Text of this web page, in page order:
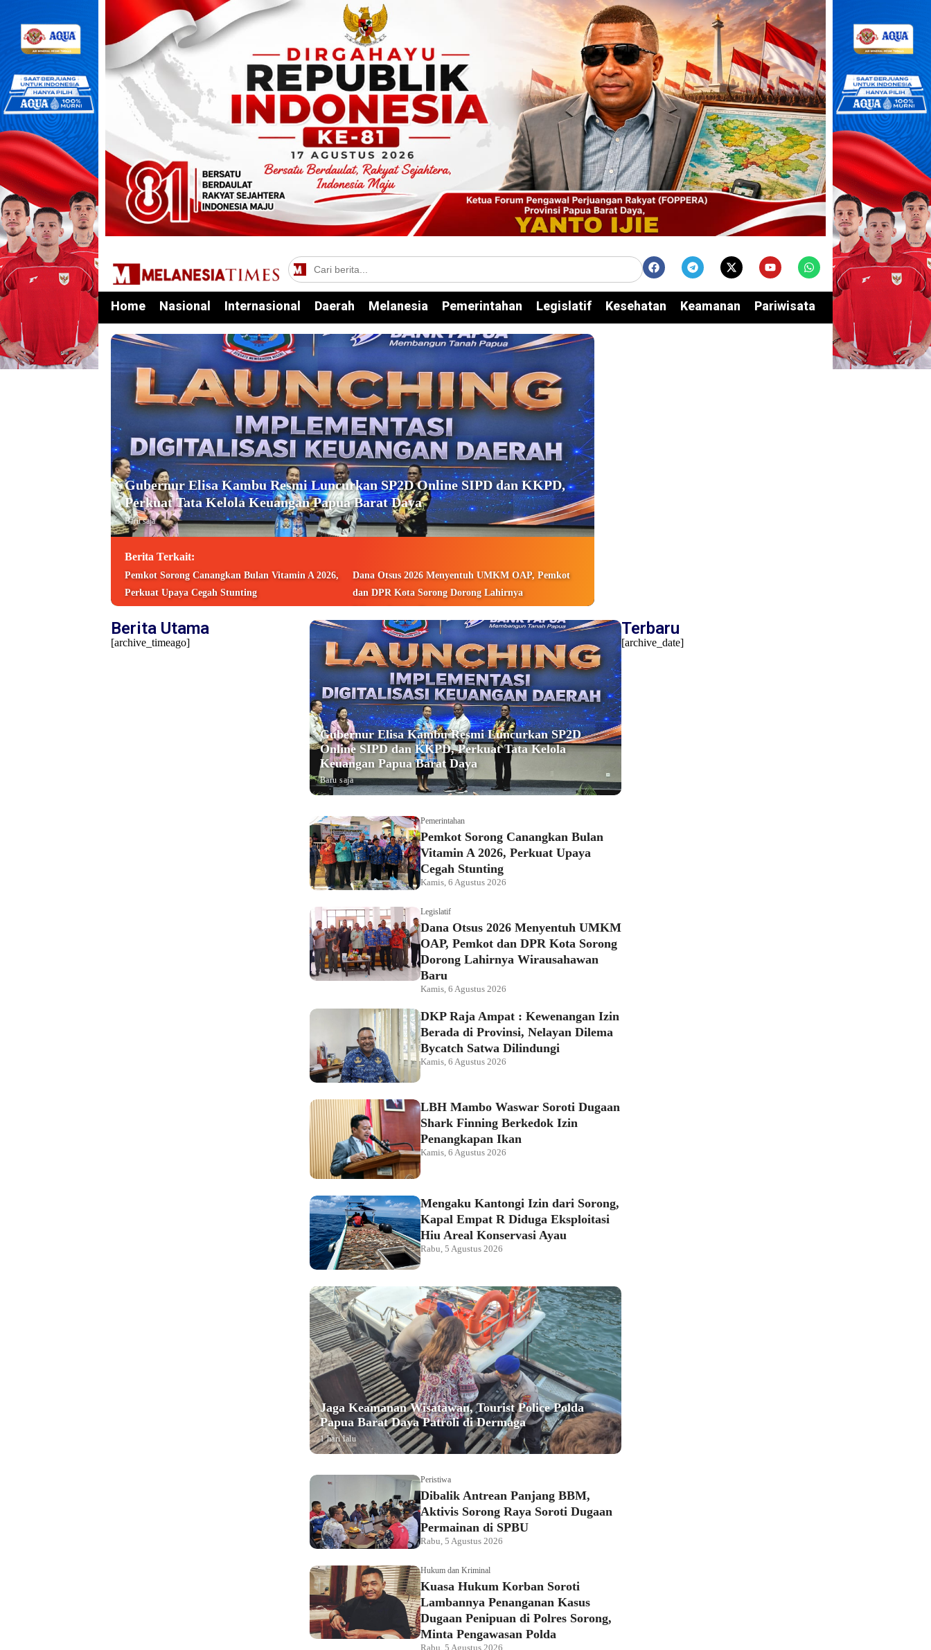
Home Nasional Internasional Daerah Melanesia Pemerintahan Legislatif Kesehatan Keamanan Pariwisata Edukasi
Gubernur Elisa Kambu Resmi Luncurkan SP2D Online SIPD dan KKPD,
Perkuat Tata Kelola Keuangan Papua Barat Daya
Baru saja
Berita Terkait:
Pemkot Sorong Canangkan Bulan Vitamin A 2026,
Perkuat Upaya Cegah Stunting
Dana Otsus 2026 Menyentuh UMKM OAP, Pemkot
dan DPR Kota Sorong Dorong Lahirnya
Berita Utama
[archive_timeago]
Gubernur Elisa Kambu Resmi Luncurkan SP2D
Online SIPD dan KKPD, Perkuat Tata Kelola
Keuangan Papua Barat Daya
Baru saja
Pemerintahan
Pemkot Sorong Canangkan Bulan
Vitamin A 2026, Perkuat Upaya
Cegah Stunting
Kamis, 6 Agustus 2026
Legislatif
Dana Otsus 2026 Menyentuh UMKM
OAP, Pemkot dan DPR Kota Sorong
Dorong Lahirnya Wirausahawan
Baru
Kamis, 6 Agustus 2026
DKP Raja Ampat : Kewenangan Izin
Berada di Provinsi, Nelayan Dilema
Bycatch Satwa Dilindungi
Kamis, 6 Agustus 2026
LBH Mambo Waswar Soroti Dugaan
Shark Finning Berkedok Izin
Penangkapan Ikan
Kamis, 6 Agustus 2026
Mengaku Kantongi Izin dari Sorong,
Kapal Empat R Diduga Eksploitasi
Hiu Areal Konservasi Ayau
Rabu, 5 Agustus 2026
Jaga Keamanan Wisatawan, Tourist Police Polda
Papua Barat Daya Patroli di Dermaga
1 hari lalu
Peristiwa
Dibalik Antrean Panjang BBM,
Aktivis Sorong Raya Soroti Dugaan
Permainan di SPBU
Rabu, 5 Agustus 2026
Hukum dan Kriminal
Kuasa Hukum Korban Soroti
Lambannya Penanganan Kasus
Dugaan Penipuan di Polres Sorong,
Minta Pengawasan Polda
Rabu, 5 Agustus 2026
Terbaru
[archive_date]